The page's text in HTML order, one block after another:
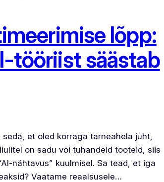
lõpp:
tööriist säästab
et oled korraga tarneahela juht,
on sadu või tuhandeid tooteid, siis
nähtavus” kuulmisel. Sa tead, et iga
Vaatame reaalsusele…